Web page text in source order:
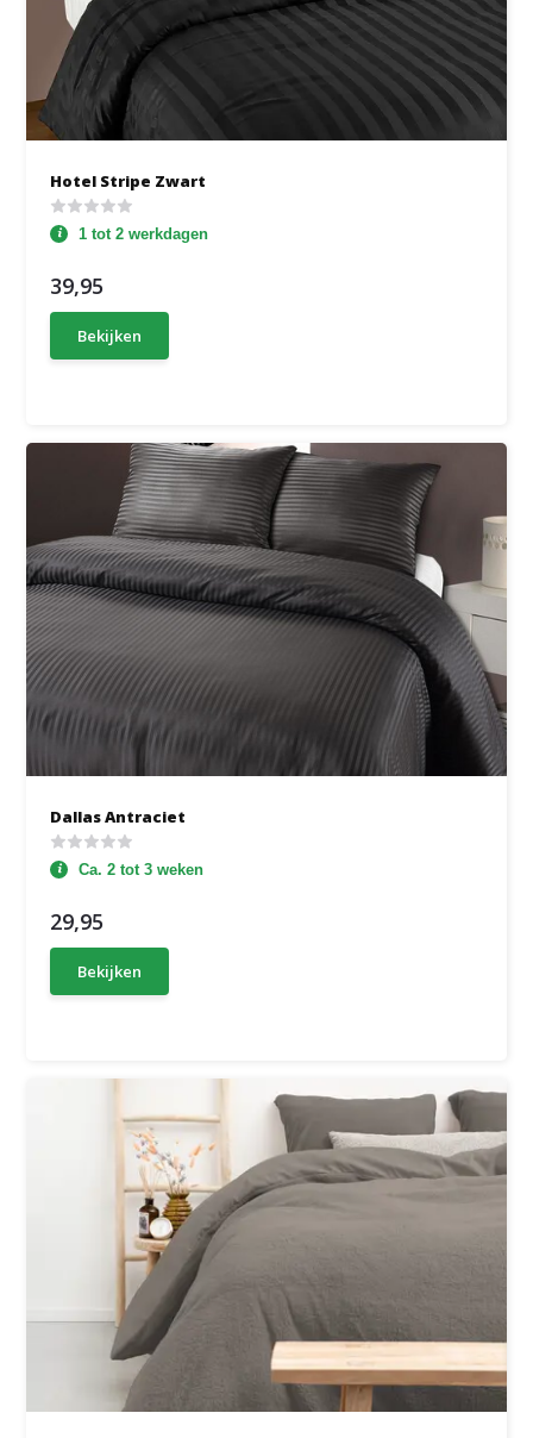
Hotel Stripe Zwart
1 tot 2 werkdagen
39,95
Bekijken
Dallas Antraciet
Ca. 2 tot 3 weken
29,95
Bekijken